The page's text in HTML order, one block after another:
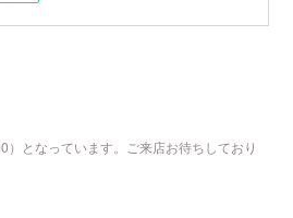
となっています。ご来店お待ちしており